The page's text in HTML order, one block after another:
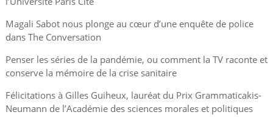
Magali Sabot nous plonge au cœur d’une enquête de police
dans The Conversation
Penser les séries de la pandémie, ou comment la TV raconte et
conserve la mémoire de la crise sanitaire
Félicitations à Gilles Guiheux, lauréat du Prix Grammaticakis-
Neumann de l’Académie des sciences morales et politiques